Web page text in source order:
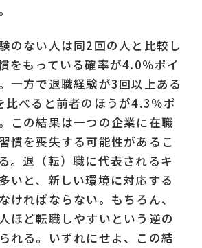
のない人は同2回の人と比較し
をもっている確率が4.0％ポイ
一方で退職経験が3回以上ある
比べると前者のほうが4.3％ポ
この結果は一つの企業に在職
慣を喪失する可能性があるこ
。退（転）職に代表されるキ
いと、新しい環境に対応する
ければならない。もちろん、
ほど転職しやすいという逆の
れる。いずれにせよ、この結